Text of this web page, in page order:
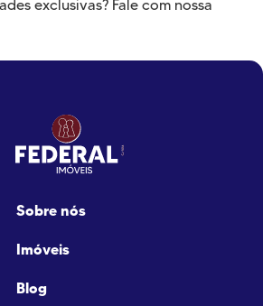
exclusivas? Fale com nossa
Sobre nós
Imóveis
Blog